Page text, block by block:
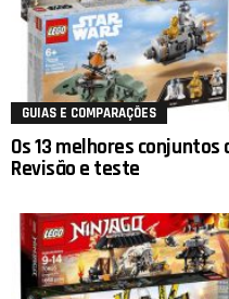
GUIAS E COMPARAÇÕES
Os 13 melhores conjuntos
Revisão e teste